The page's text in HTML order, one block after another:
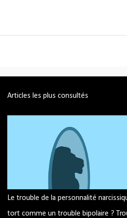
Articles les plus consultés
Le trouble de la personnalité
tort comme un trouble bipolaire ?